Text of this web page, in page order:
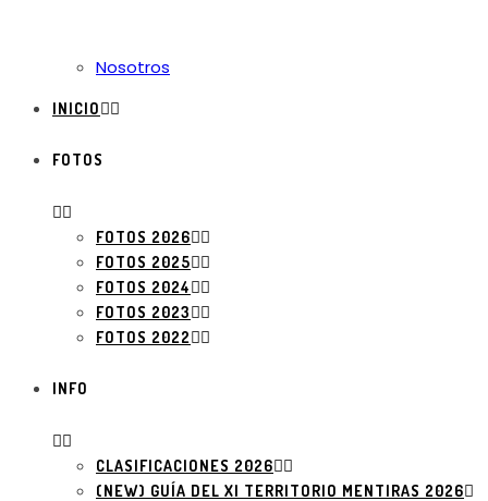
Nosotros
INICIO
FOTOS
FOTOS 2026
FOTOS 2025
FOTOS 2024
FOTOS 2023
FOTOS 2022
INFO
CLASIFICACIONES 2026
(NEW) GUÍA DEL XI TERRITORIO MENTIRAS 2026